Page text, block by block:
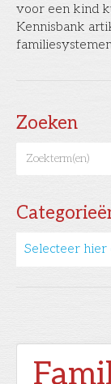
voor een kind
Kennisbank
Zoeken
Selecteer hier